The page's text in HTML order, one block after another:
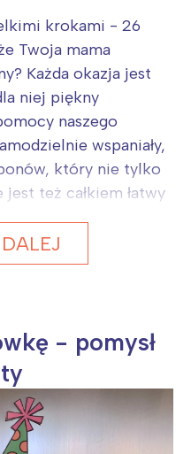
krokami - 26
Twoja mama
Każda okazja jest
niej piękny
naszego
wspaniały,
który nie tylko
też całkiem łatwy
- pomysł